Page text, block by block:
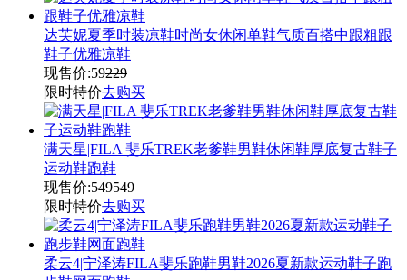
达芙妮夏季时装凉鞋时尚女休闲单鞋气质百搭中跟粗跟
鞋子优雅凉鞋
现售价:59229
限时特价去购买
满天星|FILA 斐乐TREK老爹鞋男鞋休闲鞋厚底复古鞋子
运动鞋跑鞋
现售价:549549
限时特价去购买
柔云4|宁泽涛FILA斐乐跑鞋男鞋2026夏新款运动鞋子跑